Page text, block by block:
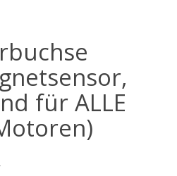
für ALLE